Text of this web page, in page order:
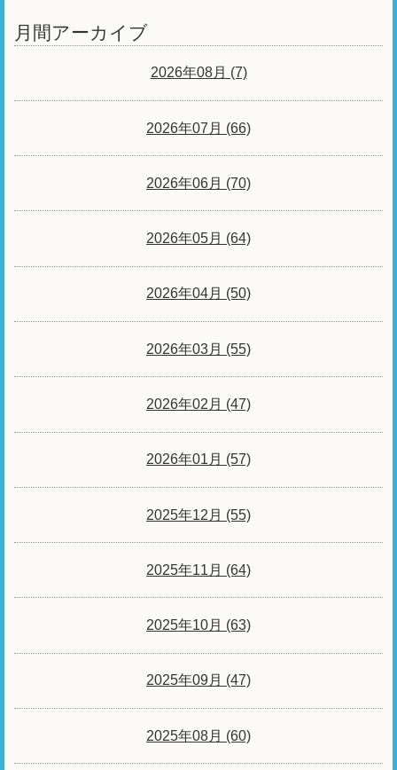
月間アーカイブ
2026年08月 (7)
2026年07月 (66)
2026年06月 (70)
2026年05月 (64)
2026年04月 (50)
2026年03月 (55)
2026年02月 (47)
2026年01月 (57)
2025年12月 (55)
2025年11月 (64)
2025年10月 (63)
2025年09月 (47)
2025年08月 (60)